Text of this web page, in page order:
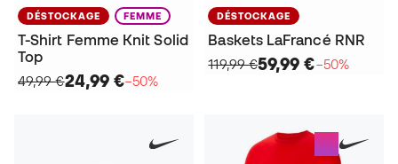
DÉSTOCKAGE FEMME
T-Shirt Femme Knit Solid
Top
49,99 €24,99 €−50%
DÉSTOCKAGE
Baskets LaFrancé RNR
119,99 €59,99 €−50%